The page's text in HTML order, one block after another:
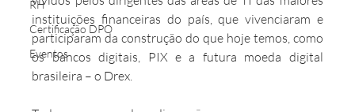
RH
Certificação DPO
Eventos
instituições financeiras do país, que vivenciaram e
participaram da construção do que hoje temos, como
os bancos digitais, PIX e a futura moeda digital
brasileira – o Drex.